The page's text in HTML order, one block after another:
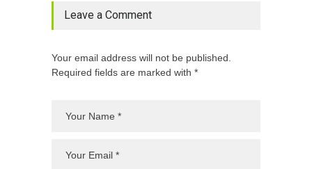
Leave a Comment
Your email address will not be published.
Required fields are marked with *